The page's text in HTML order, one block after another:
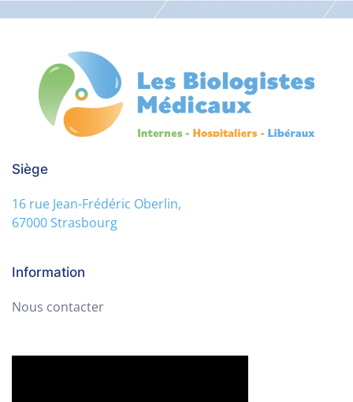
Siège
16 rue Jean-Frédéric Oberlin,
67000 Strasbourg
Information
Nous contacter